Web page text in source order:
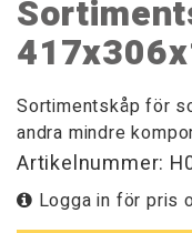
Sortimentskåp för
andra mindre
Artikelnummer:
Logga in för pris